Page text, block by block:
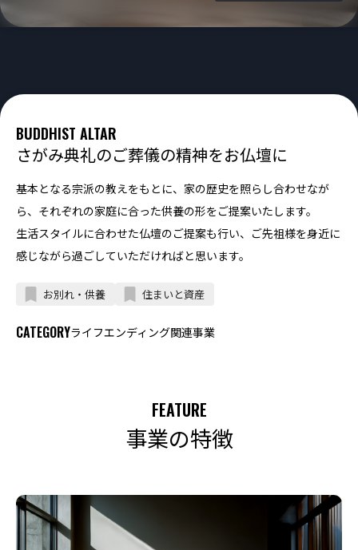
BUDDHIST ALTAR
さがみ典礼のご葬儀の精神をお仏壇に
基本となる宗派の教えをもとに、家の歴史を照らし合わせなが
ら、それぞれの家庭に合った供養の形をご提案いたします。
生活スタイルに合わせた仏壇のご提案も行い、ご先祖様を身近に
感じながら過ごしていただければと思います。
お別れ・供養 住まいと資産
CATEGORYライフエンディング関連事業
FEATURE
事業の特徴